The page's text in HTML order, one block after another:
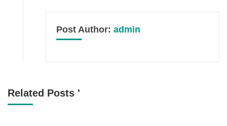
Post Author: admin
Related Posts '